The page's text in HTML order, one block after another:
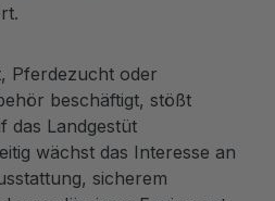
Pferdezucht oder
beschäftigt, stößt
das Landgestüt
wächst das Interesse an
sicherem